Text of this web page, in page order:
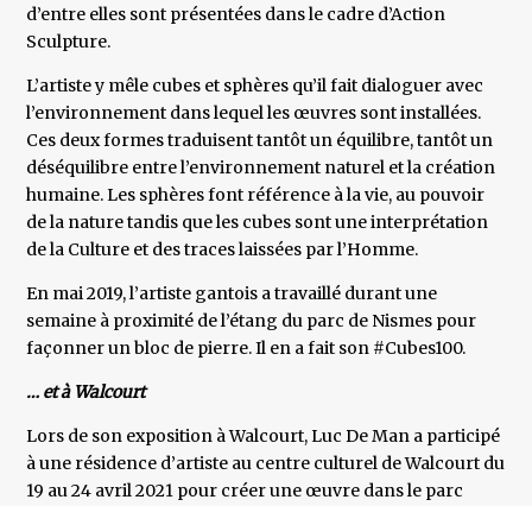
d’entre elles sont présentées dans le cadre d’Action
Sculpture.
L’artiste y mêle cubes et sphères qu’il fait dialoguer avec
l’environnement dans lequel les œuvres sont installées.
Ces deux formes traduisent tantôt un équilibre, tantôt un
déséquilibre entre l’environnement naturel et la création
humaine. Les sphères font référence à la vie, au pouvoir
de la nature tandis que les cubes sont une interprétation
de la Culture et des traces laissées par l’Homme.
En mai 2019, l’artiste gantois a travaillé durant une
semaine à proximité de l’étang du parc de Nismes pour
façonner un bloc de pierre. Il en a fait son #Cubes100.
… et à Walcourt
Lors de son exposition à Walcourt, Luc De Man a participé
à une résidence d’artiste au centre culturel de Walcourt du
19 au 24 avril 2021 pour créer une œuvre dans le parc